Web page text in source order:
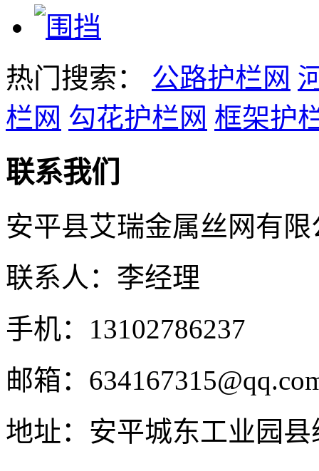
热门搜索： 公路护栏网
栏网 勾花护栏网 框架护
联系我们
安平县艾瑞金属丝网有限
联系人：李经理
手机：13102786237
邮箱：
地址：安平城东工业园县